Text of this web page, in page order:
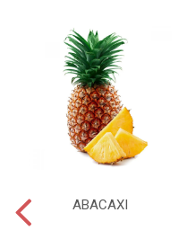
ABACAXI